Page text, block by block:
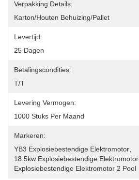
Verpakking Details:
Karton/houten Behuizing/pallet
Levertijd:
25 Dagen
Betalingscondities:
T/T
Levering Vermogen:
1000 Stuks Per Maand
Markeren:
YB3 Explosiebestendige Elektromotor
18.5kw Explosiebestendige Elektromotor
Explosiebestendige Elektromotor 2 Pool